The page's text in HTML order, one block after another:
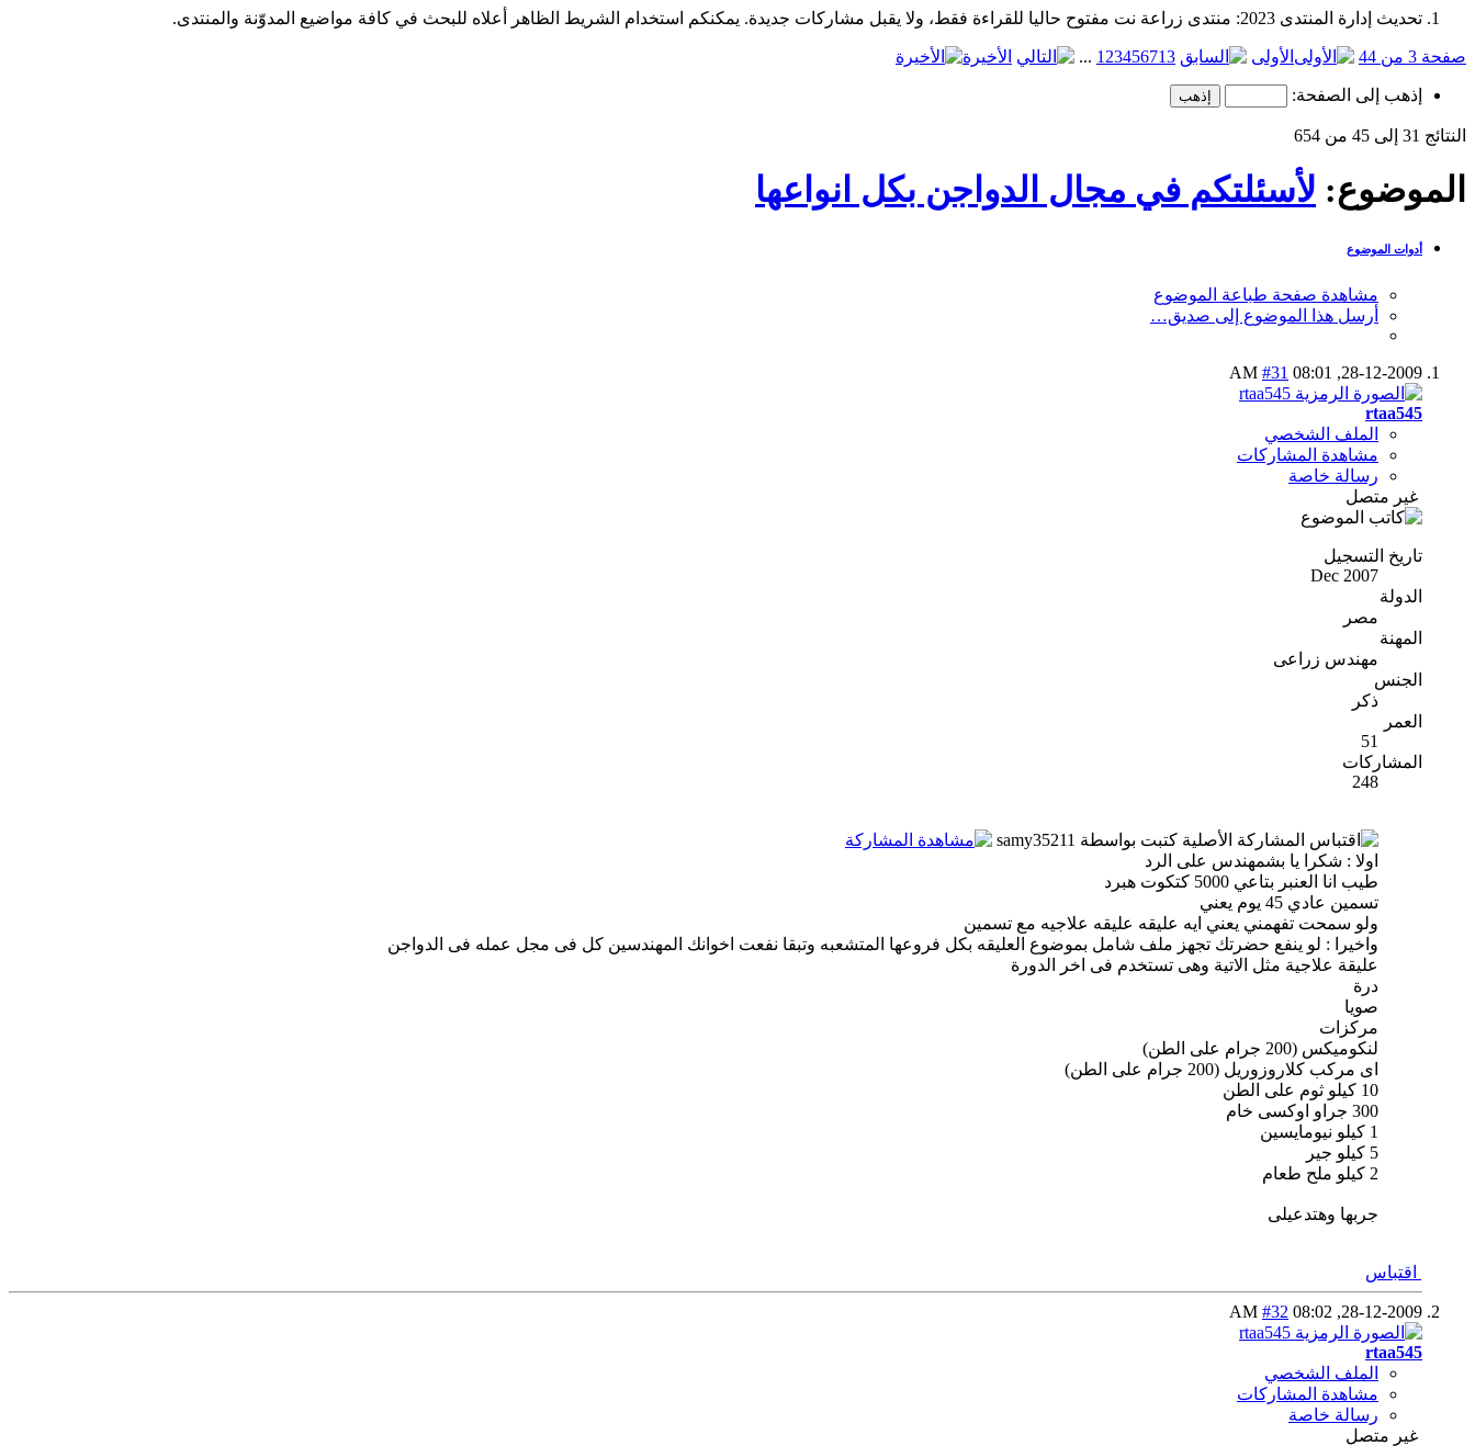
تحديث إدارة المنتدى 2023: منتدى زراعة نت مفتوح حاليا للقراءة فقط، ولا يقبل مشاركات جديدة. يمكنكم استخدام الشريط الظاهر أعلاه للبحث في كافة مواضيع المدوّنة والمنتدى.
صفحة 3 من 44 الأولى 1 23456713
... الأخيرة
إذهب إلى الصفحة:
النتائج 31 إلى 45 من 654
الموضوع: لأسئلتكم في مجال الدواجن بكل انواعها
أدوات الموضوع
مشاهدة صفحة طباعة الموضوع
أرسل هذا الموضوع إلى صديق…
28-12-2009,
08:01 AM
#31
rtaa545
الملف الشخصي
مشاهدة المشاركات
رسالة خاصة
غير متصل
تاريخ التسجيل
Dec 2007
الدولة
مصر
المهنة
مهندس زراعى
الجنس
ذكر
العمر
51
المشاركات
248
المشاركة الأصلية كتبت بواسطة samy35211
اولا : شكرا يا بشمهندس على الرد
طيب انا العنبر بتاعي 5000 كتكوت هبرد
تسمين عادي 45 يوم يعني
ولو سمحت تفهمني يعني ايه عليقه عليقه علاجيه مع تسمين
واخيرا : لو ينفع حضرتك تجهز ملف شامل بموضوع العليقه بكل فروعها المتشعبه وتبقا نفعت اخوانك المهندسين كل فى مجل عمله فى الدواجن
عليقة علاجية مثل الاتية وهى تستخدم فى اخر الدورة
درة
صويا
مركزات
لنكوميكس (200 جرام على الطن)
اى مركب كلاروزوريل (200 جرام على الطن)
10 كيلو ثوم على الطن
300 جراو اوكسى خام
1 كيلو نيومايسين
5 كيلو جير
2 كيلو ملح طعام
جربها وهتدعيلى
اقتباس
28-12-2009,
08:02 AM
#32
rtaa545
الملف الشخصي
مشاهدة المشاركات
رسالة خاصة
غير متصل